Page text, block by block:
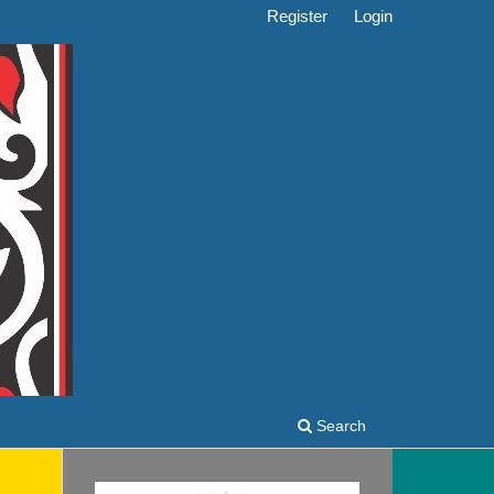
Search
Register Login